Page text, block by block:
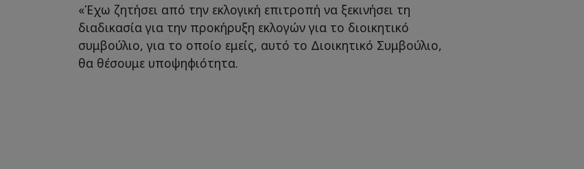
«Έχω ζητήσει από την εκλογική επιτροπή να ξεκινήσει τη
διαδικασία για την προκήρυξη εκλογών για το διοικητικό
συμβούλιο, για το οποίο εμείς, αυτό το Διοικητικό Συμβούλιο,
θα θέσουμε υποψηφιότητα.